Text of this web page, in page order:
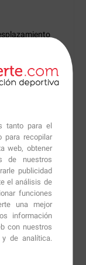
tanto para el
para recopilar
web, obtener
de nuestros
publicidad
el análisis de
funciones
una mejor
información
con nuestros
de analítica.
su buena
6M están
ya sean
y batidos
nuestras
ordenadas
guardar